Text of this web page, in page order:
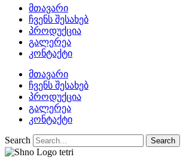
მთავარი
ჩვენს შესახებ
პროდუქცია
გალერეა
კონტაქტი
მთავარი
ჩვენს შესახებ
პროდუქცია
გალერეა
კონტაქტი
Search Search